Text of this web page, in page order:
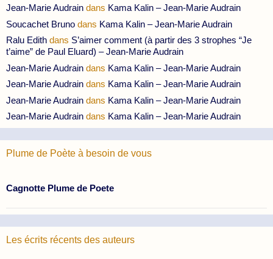
Jean-Marie Audrain dans Kama Kalin – Jean-Marie Audrain
Soucachet Bruno dans Kama Kalin – Jean-Marie Audrain
Ralu Edith dans S’aimer comment (à partir des 3 strophes “Je
t’aime” de Paul Eluard) – Jean-Marie Audrain
Jean-Marie Audrain dans Kama Kalin – Jean-Marie Audrain
Jean-Marie Audrain dans Kama Kalin – Jean-Marie Audrain
Jean-Marie Audrain dans Kama Kalin – Jean-Marie Audrain
Jean-Marie Audrain dans Kama Kalin – Jean-Marie Audrain
Plume de Poète à besoin de vous
Cagnotte Plume de Poete
Les écrits récents des auteurs